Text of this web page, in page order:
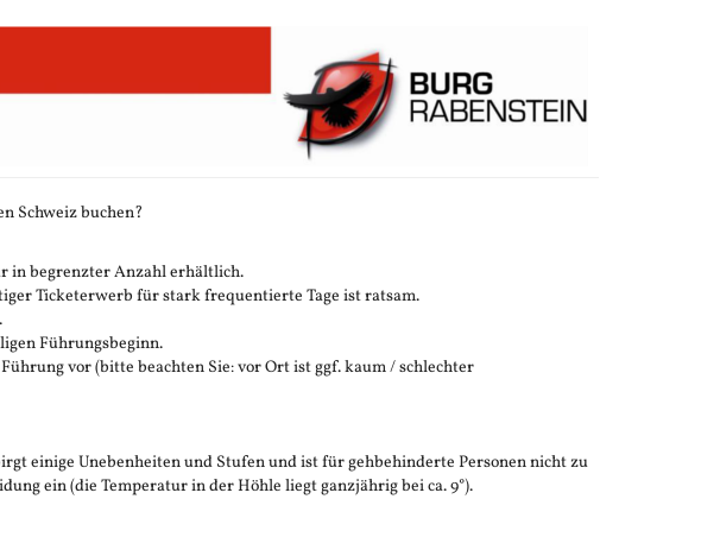
Schweiz buchen?
in begrenzter Anzahl erhältlich.
Ticketerwerb für stark frequentierte Tage ist ratsam.
Führungsbeginn.
vor (bitte beachten Sie: vor Ort ist ggf. kaum / schlechter
einige Unebenheiten und Stufen und ist für gehbehinderte Personen nicht zu
ein (die Temperatur in der Höhle liegt ganzjährig bei ca. 9°).